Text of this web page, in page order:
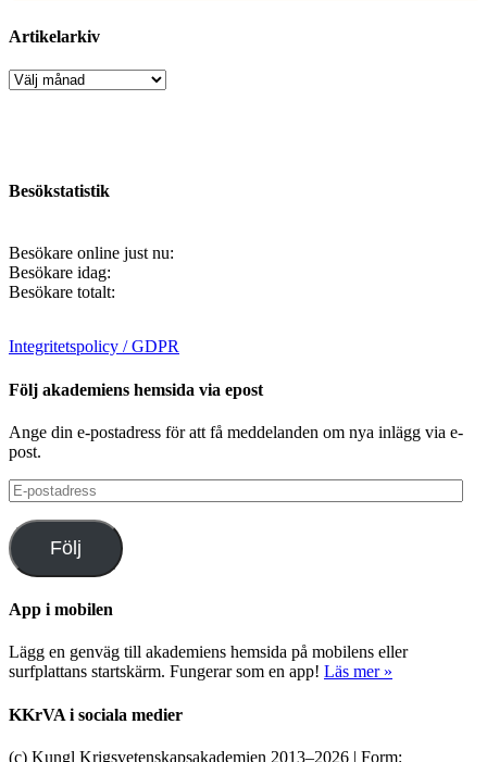
Artikelarkiv
Artikelarkiv
Besökstatistik
Besökare online just nu:
Besökare idag:
Besökare totalt:
Integritetspolicy / GDPR
Följ akademiens hemsida via epost
Ange din e-postadress för att få meddelanden om nya inlägg via e-
post.
E-
postadress
Följ
App i mobilen
Lägg en genväg till akademiens hemsida på mobilens eller
surfplattans startskärm. Fungerar som en app! Läs mer »
KKrVA i sociala medier
(c) Kungl Krigsvetenskapsakademien 2013–2026 | Form: